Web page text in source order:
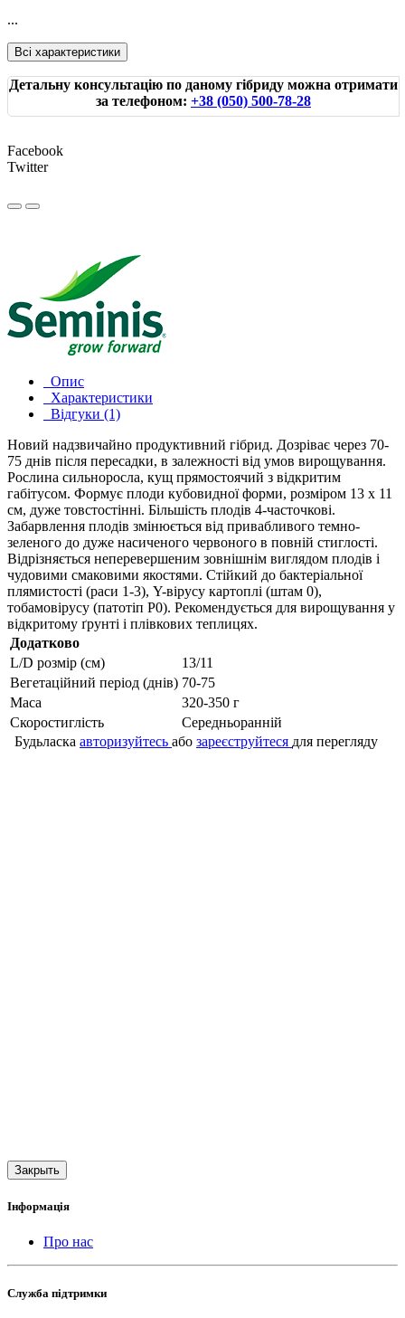
...
Всі характеристики
Детальну консультацію по даному гібриду можна отримати
за телефоном: +38 (050) 500-78-28
Facebook
Twitter
Опис
Характеристики
Відгуки (1)
Новий надзвичайно продуктивний гібрид. Дозріває через 70-
75 днів після пересадки, в залежності від умов вирощування.
Рослина сильноросла, кущ прямостоячий з відкритим
габітусом. Формує плоди кубовидної форми, розміром 13 х 11
см, дуже товстостінні. Більшість плодів 4-часточкові.
Забарвлення плодів змінюється від привабливого темно-
зеленого до дуже насиченого червоного в повній стиглості.
Відрізняється неперевершеним зовнішнім виглядом плодів і
чудовими смаковими якостями. Стійкий до бактеріальної
плямистості (раси 1-3), Y-вірусу картоплі (штам 0),
тобамовірусу (патотіп P0). Рекомендується для вирощування у
відкритому ґрунті і плівкових теплицях.
Додатково
L/D розмір (см)
13/11
Вегетаційний період (днів) 70-75
Маса
320-350 г
Скоростиглість
Середньоранній
Будьласка авторизуйтесь або зареєструйтеся для перегляду
Закрыть
Інформація
Про нас
Служба підтримки